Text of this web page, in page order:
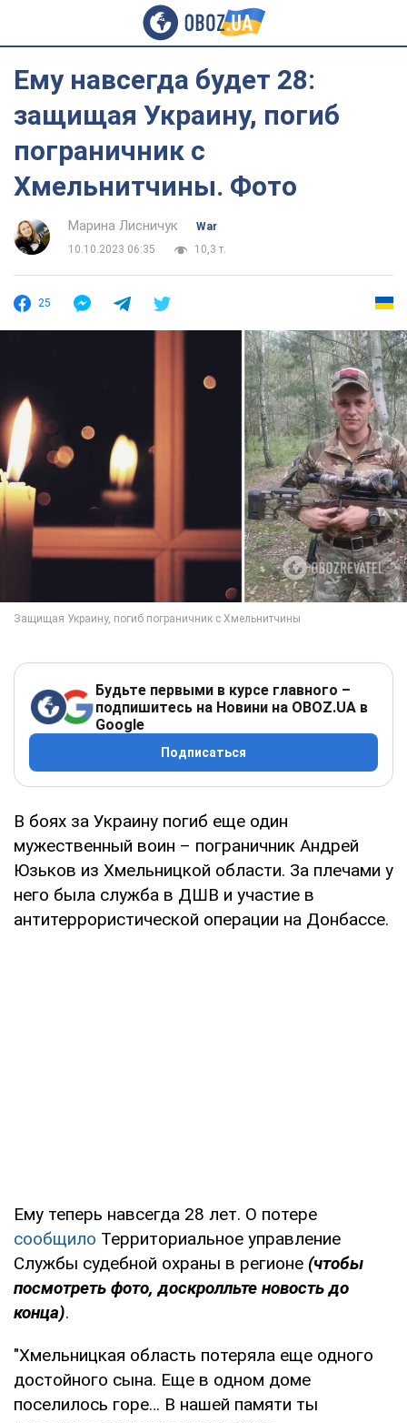
Ему навсегда будет 28:
защищая Украину, погиб
пограничник c
Хмельнитчины. Фото
Марина Лисничук
War
10.10.2023 06:35
10,3 т.
25
Будьте первыми в курсе главного –
подпишитесь на Новини на OBOZ.UA в
Google
Подписаться
В боях за Украину погиб еще один
мужественный воин – пограничник Андрей
Юзьков из Хмельницкой области. За плечами у
него была служба в ДШВ и участие в
антитеррористической операции на Донбассе.
Ему теперь навсегда 28 лет. О потере
сообщило Территориальное управление
Службы судебной охраны в регионе (чтобы
посмотреть фото, доскролльте новость до
конца).
"Хмельницкая область потеряла еще одного
достойного сына. Еще в одном доме
поселилось горе… В нашей памяти ты